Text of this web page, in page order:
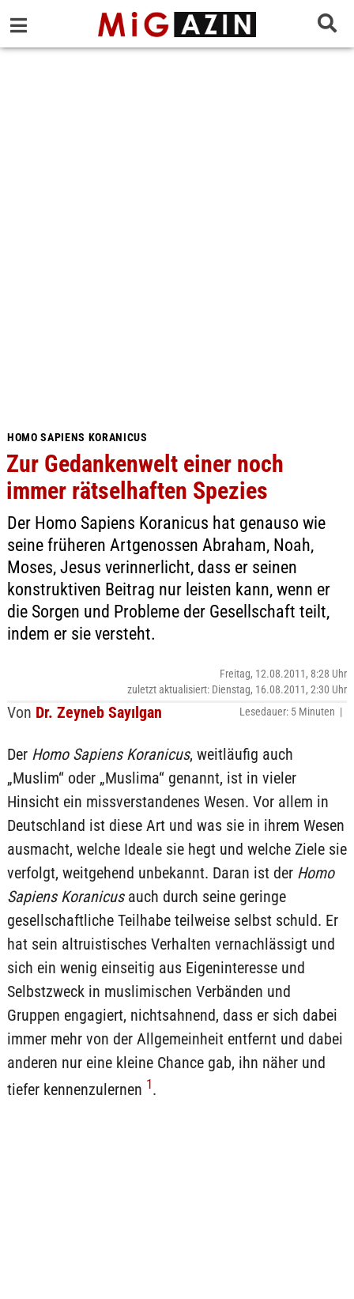
HOMO SAPIENS KORANICUS
Zur Gedankenwelt einer noch
immer rätselhaften Spezies
Der Homo Sapiens Koranicus hat genauso wie
seine früheren Artgenossen Abraham, Noah,
Moses, Jesus verinnerlicht, dass er seinen
konstruktiven Beitrag nur leisten kann, wenn er
die Sorgen und Probleme der Gesellschaft teilt,
indem er sie versteht.
Von Dr. Zeyneb Sayılgan
Freitag, 12.08.2011, 8:28 Uhr
zuletzt aktualisiert: Dienstag, 16.08.2011, 2:30 Uhr
Lesedauer: 5 Minuten |
Der Homo Sapiens Koranicus, weitläufig auch
„Muslim“ oder „Muslima“ genannt, ist in vieler
Hinsicht ein missverstandenes Wesen. Vor allem in
Deutschland ist diese Art und was sie in ihrem Wesen
ausmacht, welche Ideale sie hegt und welche Ziele sie
verfolgt, weitgehend unbekannt. Daran ist der Homo
Sapiens Koranicusauch durch seine geringe
gesellschaftliche Teilhabe teilweise selbst schuld. Er
hat sein altruistisches Verhalten vernachlässigt und
sich ein wenig einseitig aus Eigeninteresse und
Selbstzweck in muslimischen Verbänden und
Gruppen engagiert, nichtsahnend, dass er sich dabei
immer mehr von der Allgemeinheit entfernt und dabei
anderen nur eine kleine Chance gab, ihn näher und
tiefer kennenzulernen 1.